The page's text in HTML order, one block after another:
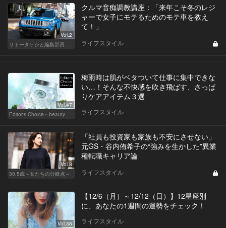
Vol.2
サトータケシと編集部員 船山の"CAR GENTSへの道"
クルマ音痴調教講座：「来年こそ冬のレジ
ャーで女子にモテるためのモテ車を教え
て！」
ライフスタイル
Vol.47
Editor's Choice～beauty & wellness～
梅雨時は肌がベタついて仕事に集中できな
い…！そんな不快感を吹き飛ばす、さっぱ
りケアアイテム３選
ライフスタイル
Vol.8
30.5歳～女たちの分岐点～
「社員も投資家も家族も不安にさせない」
元GS・谷内侑希子の“強みを生かした”異業
種転職キャリア論
ライフスタイル
Vol.38
【12/6（月）～12/12（日）】12星座別
に、あなたの1週間の運勢をチェック！
ライフスタイル